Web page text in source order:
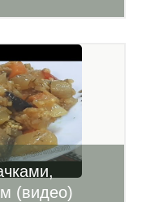
(видео)